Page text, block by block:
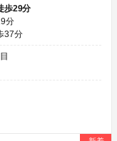
歩29分
分
37分